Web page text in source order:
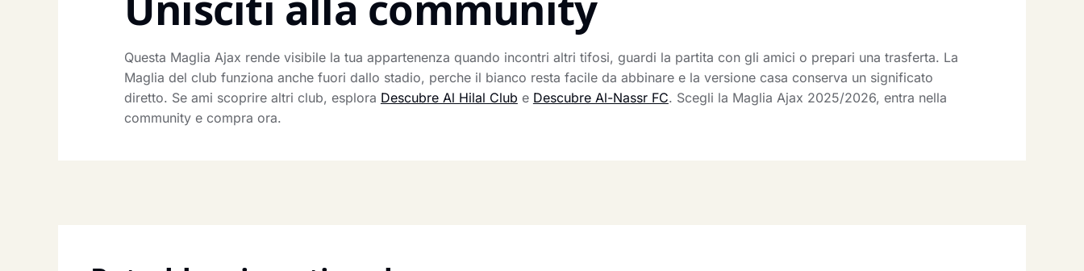
Questa Maglia Ajax rende visibile la tua appartenenza quando incontri altri tifosi, guardi la partita con gli amici o prepari una trasferta. La
Maglia del club funziona anche fuori dallo stadio, perche il bianco resta facile da abbinare e la versione casa conserva un significato
diretto. Se ami scoprire altri club, esplora Descubre Al Hilal Club e Descubre Al-Nassr FC. Scegli la Maglia Ajax 2025/2026, entra nella
community e compra ora.